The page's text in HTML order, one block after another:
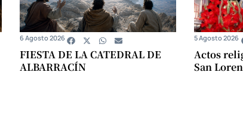
FIESTA DE LA CATEDRAL DE
ALBARRACÍN
6 Agosto 2026
Actos
San
5 Agosto 2026